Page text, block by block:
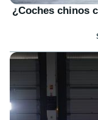
¿Coches chinos